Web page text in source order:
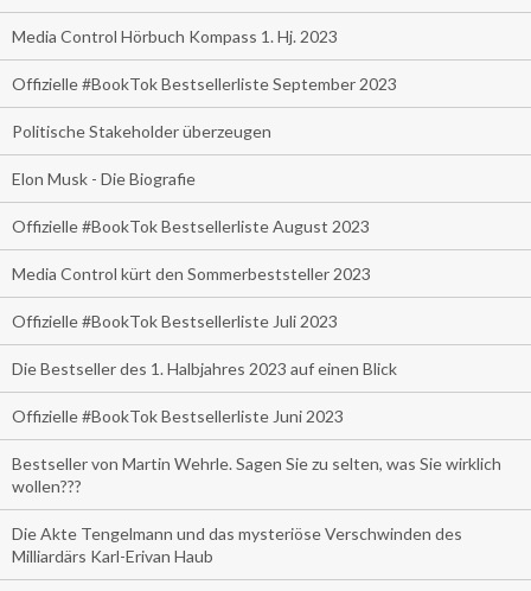
Media Control Hörbuch Kompass 1. Hj. 2023
Offizielle #BookTok Bestsellerliste September 2023
Politische Stakeholder überzeugen
Elon Musk - Die Biografie
Offizielle #BookTok Bestsellerliste August 2023
Media Control kürt den Sommerbeststeller 2023
Offizielle #BookTok Bestsellerliste Juli 2023
Die Bestseller des 1. Halbjahres 2023 auf einen Blick
Offizielle #BookTok Bestsellerliste Juni 2023
Bestseller von Martin Wehrle. Sagen Sie zu selten, was Sie wirklich
wollen???
Die Akte Tengelmann und das mysteriöse Verschwinden des
Milliardärs Karl-Erivan Haub